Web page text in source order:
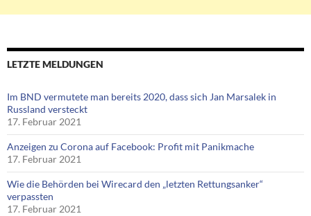
LETZTE MELDUNGEN
Im BND vermutete man bereits 2020, dass sich Jan Marsalek in
Russland versteckt
17. Februar 2021
Anzeigen zu Corona auf Facebook: Profit mit Panikmache
17. Februar 2021
Wie die Behörden bei Wirecard den „letzten Rettungsanker“
verpassten
17. Februar 2021